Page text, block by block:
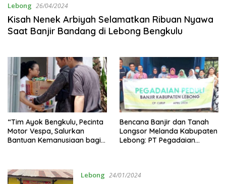
Lebong 26/04/2024
Kisah Nenek Arbiyah Selamatkan Ribuan Nyawa
Saat Banjir Bandang di Lebong Bengkulu
“Tim Ayok Bengkulu, Pecinta
Motor Vespa, Salurkan
Bantuan Kemanusiaan bagi
Bencana Banjir dan Tanah
Longsor Melanda Kabupaten
Lebong: PT Pegadaian
Lebong 24/01/2024